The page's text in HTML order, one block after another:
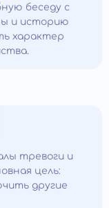
беседу с
и историю
характер
тревоги и
цель:
другие